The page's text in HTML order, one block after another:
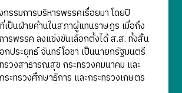
รมการบริหารพรรคเรื่อยมา โดยปี
ป็นฝ่ายค้านในสภาผู้แทนราษฎร เมื่อถึง
รพรรค ลงแข่งขันเลือกตั้งได้ ส.ส. ทั้งสิ้น
ประยุทธ์ จันทร์โอชา เป็นนายกรัฐมนตรี
วงสาธารณสุข กระทรวงคมนาคม และ
ะทรวงศึกษาธิการ และกระทรวงเกษตร